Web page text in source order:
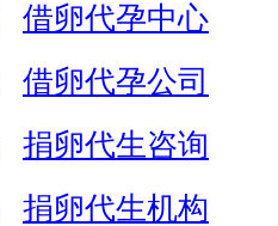
借卵代孕中心
借卵代孕公司
捐卵代生咨询
捐卵代生机构